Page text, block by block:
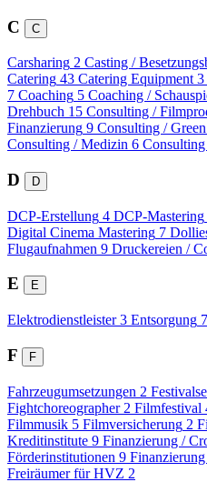
C C
Carsharing 2 Casting /
Catering 43 Catering Equipment 3
7 Coaching 5 Coaching /
Drehbuch 15 Consulting /
Finanzierung 9 Consulting /
Consulting / Medizin 6
D D
DCP-Erstellung 4 DCP-Mastering
Digital Cinema Mastering 7
Flugaufnahmen 9 Druckereien /
E E
Elektrodienstleister 3 Entsorgung 7
F F
Fahrzeugumsetzungen 2
Fightchoreographer 2 Filmfestival
Filmmusik 5 Filmversicherung 2
Kreditinstitute 9 Finanzierung /
Förderinstitutionen 9
Freiräumer für HVZ 2